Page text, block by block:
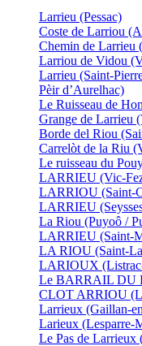
Larrieu (Pessac)
Coste de Larriou
Chemin de Larrieu
Larriou de Vidou
Larrieu (Saint-
Pèir d’Aurelhac)
Le Ruisseau de
Grange de Larrieu
Borde del Riou
Carrelòt de la Riu
Le ruisseau du
LARRIEU (Vic-
LARRIOU (Saint-
LARRIEU
La Riou (Puyoô /
LARRIEU (Saint-
LA RIOU (Saint-
LARIOUX
Le BARRAIL DU
CLOT ARRIOU
Larrieux (Gaillan-
Larieux (Lesparre-
Le Pas de Larrieux